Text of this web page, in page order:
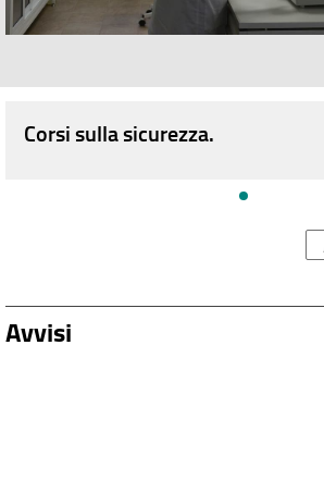
Corsi sulla sicurezza.
Avvisi